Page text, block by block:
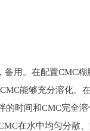
。在配置CMC糊
能够充分溶化
的时间和CMC完全
在水中均匀分散